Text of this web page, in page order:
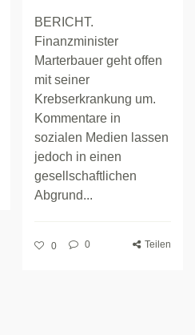
BERICHT.
Finanzminister
Marterbauer geht offen
mit seiner
Krebserkrankung um.
Kommentare in
sozialen Medien lassen
jedoch in einen
gesellschaftlichen
Abgrund...
0 0 Teilen